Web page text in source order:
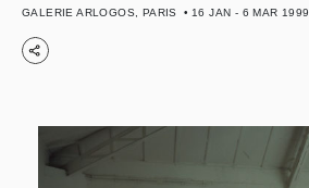
GALERIE ARLOGOS, PARIS 16 JAN - 6 MAR 1999